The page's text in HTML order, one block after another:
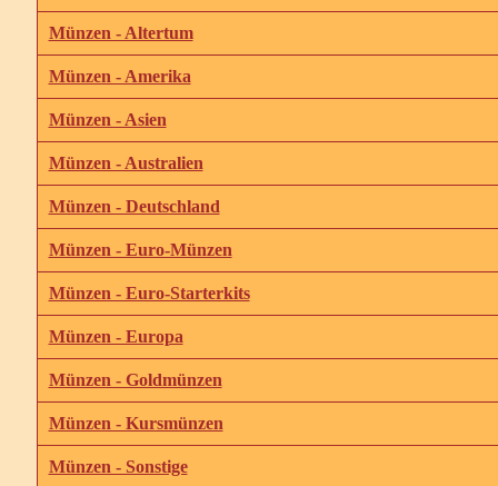
Münzen - Altertum
Münzen - Amerika
Münzen - Asien
Münzen - Australien
Münzen - Deutschland
Münzen - Euro-Münzen
Münzen - Euro-Starterkits
Münzen - Europa
Münzen - Goldmünzen
Münzen - Kursmünzen
Münzen - Sonstige